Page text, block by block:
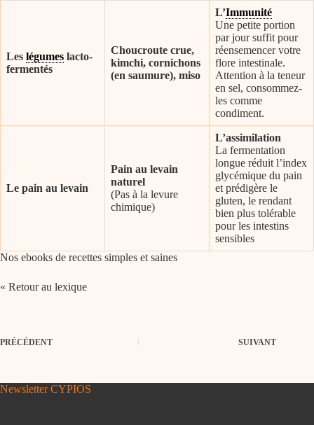
Les légumes lacto-
fermentés
Choucroute crue,
kimchi, cornichons
(en saumure), miso
L’Immunité
Une petite portion
par jour suffit pour
réensemencer votre
flore intestinale.
Attention à la teneur
en sel, consommez-
les comme
condiment.
Le pain au levain
Pain au levain
naturel
(Pas à la levure
chimique)
L’assimilation
La fermentation
longue réduit l’index
glycémique du pain
et prédigère le
gluten, le rendant
bien plus tolérable
pour les intestins
sensibles
Nos ebooks de recettes simples et saines
« Retour au lexique
PRÉCÉDENT SUIVANT
Newsletter CYPIOS